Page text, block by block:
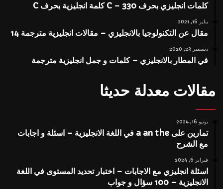
كلمات انجليزي بحرف C – 330 كلمة انجليزية بحرف C
يناير 16, 2021
مقال عن التكنولوجيا بالانجليزي – مقالات انجليزية مترجمة 14
ديسمبر 23, 2020
في المطار بالانجليزي – كلمات و جمل انجليزية مترجمة
مقالات معدلة حديثا
يونيو 16, 2024
تمارين على a an the في اللغة الانجليزية – اسئلة و اجابات
مع الشرح
فبراير 6, 2024
اسئلة انجليزي مع الاجابات – اختبار تحديد المستوى في اللغة
الانجليزية – 100 سؤال و جواب